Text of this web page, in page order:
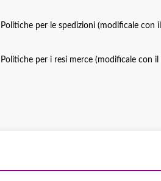
Politiche per le spedizioni (modificale con
Politiche per i resi merce (modificale con